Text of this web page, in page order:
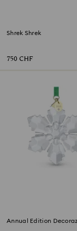
Shrek Shrek
750 CHF
Annual Edition